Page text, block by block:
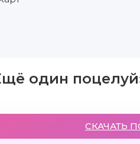
один
СКАЧАТЬ